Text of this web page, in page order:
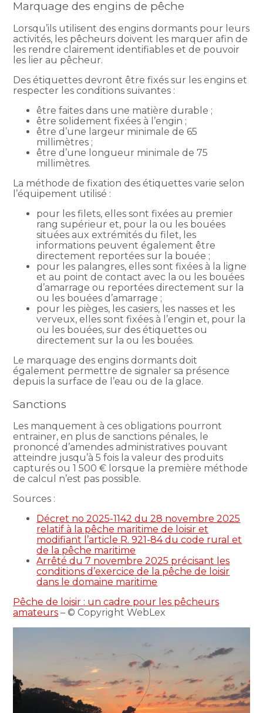
Marquage des engins de pêche
Lorsqu’ils utilisent des engins dormants pour leurs
activités, les pêcheurs doivent les marquer afin de
les rendre clairement identifiables et de pouvoir
les lier au pêcheur.
Des étiquettes devront être fixés sur les engins et
respecter les conditions suivantes :
être faites dans une matière durable ;
être solidement fixées à l’engin ;
être d’une largeur minimale de 65
millimètres ;
être d’une longueur minimale de 75
millimètres.
La méthode de fixation des étiquettes varie selon
l’équipement utilisé :
pour les filets, elles sont fixées au premier
rang supérieur et, pour la ou les bouées
situées aux extrémités du filet, les
informations peuvent également être
directement reportées sur la bouée ;
pour les palangres, elles sont fixées à la ligne
et au point de contact avec la ou les bouées
d’amarrage ou reportées directement sur la
ou les bouées d’amarrage ;
pour les pièges, les casiers, les nasses et les
verveux, elles sont fixées à l’engin et, pour la
ou les bouées, sur des étiquettes ou
directement sur la ou les bouées.
Le marquage des engins dormants doit
également permettre de signaler sa présence
depuis la surface de l’eau ou de la glace.
Sanctions
Les manquement à ces obligations pourront
entrainer, en plus de sanctions pénales, le
prononcé d’amendes administratives pouvant
atteindre jusqu’à 5 fois la valeur des produits
capturés ou 1 500 € lorsque la première méthode
de calcul n’est pas possible.
Sources :
Décret no 2025-1142 du 28 novembre 2025
relatif à la pêche maritime de loisir et
modifiant l’article R. 921-84 du code rural et
de la pêche maritime
Arrêté du 7 novembre 2025 précisant les
conditions d’exercice de la pêche de loisir
dans le domaine maritime
Pêche de loisir : un cadre pour les pêcheurs
amateurs – © Copyright WebLex